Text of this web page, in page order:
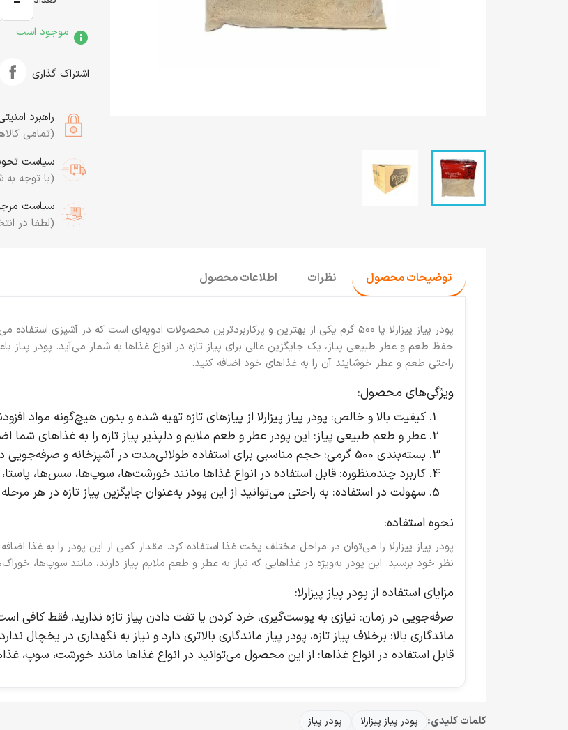
info موجود است
اشتراک گذاری
راهبرد
(تمامی
سیاست
(با توجه به
سیاست
(لطفا در
توضیحات محصول نظرات اطلاعات محصول
پودر پیاز پیزارلا پا 500 گرم
یکی از بهترین و پرکاربردترین محصولات ادویه‌ای است که در آشپزی استفاده
حفظ طعم و عطر طبیعی پیاز، یک جایگزین عالی برای پیاز تازه در انواع غذاها به شمار می‌آید. پودر پیاز
راحتی طعم و عطر خوشایند آن را به غذاهای خود اضافه کنید.
ویژگی‌های محصول:
کیفیت بالا و خالص: پودر پیاز پیزارلا از پیازهای تازه تهیه شده و بدون هیچ‌گونه مواد
عطر و طعم طبیعی پیاز: این پودر عطر و طعم ملایم و دلپذیر پیاز تازه را به غذاهای شما
بسته‌بندی 500 گرمی
: حجم مناسبی برای استفاده طولانی‌مدت در آشپزخانه و صرفه‌جویی
کاربرد چندمنظوره: قابل استفاده در انواع غذاها مانند خورشت‌ها، سوپ‌ها، سس‌ها،
سهولت در استفاده: به راحتی می‌توانید از این پودر به‌عنوان جایگزین پیاز تازه در هر
نحوه استفاده:
پودر پیاز پیزارلا را می‌توان در مراحل مختلف پخت غذا استفاده کرد. مقدار کمی از این پودر را به غذا
نظر خود برسید. این پودر به‌ویژه در غذاهایی که نیاز به عطر و طعم ملایم پیاز دارند، مانند سوپ‌ها،
مزایای استفاده از پودر پیاز پیزارلا:
صرفه‌جویی در زمان: نیازی به پوست‌گیری، خرد کردن یا تفت دادن پیاز تازه ندارید، فقط کافی
ماندگاری بالا: برخلاف پیاز تازه، پودر پیاز ماندگاری بالاتری دارد و نیاز به نگهداری در یخچال
قابل استفاده در انواع غذاها: از این محصول می‌توانید در انواع غذاها مانند خورشت، سوپ،
کلمات کلیدی: پودر پیاز پیزارلا پودر پیاز